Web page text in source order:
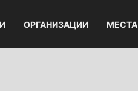
ОРГАНИЗАЦИИ МЕСТА